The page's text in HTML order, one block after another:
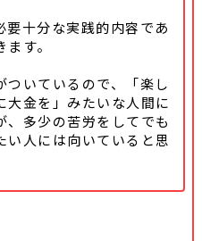
要十分な実践的内容であ
す。
いているので、「楽し
大金を」みたいな人間に
、多少の苦労をしてでも
人には向いていると思